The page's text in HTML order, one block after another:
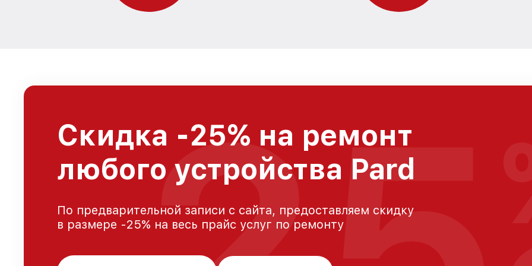
Скидка -25% на ремонт
любого устройства Pard
По предварительной записи с сайта, предоставляем скидку
в размере -25% на весь прайс услуг по ремонту